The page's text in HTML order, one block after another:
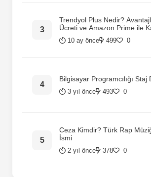
Trendyol Plus Nedir?
Ücreti ve Amazon Prime ile
10 ay önce 499 0
Bilgisayar Programcılığı
3 yıl önce 493 0
Ceza Kimdir? Türk Rap
İsmi
2 yıl önce 378 0